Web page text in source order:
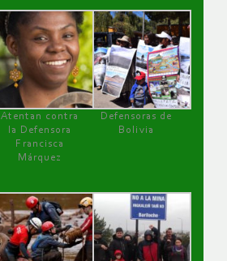
Atentan contra
la Defensora
Francisca
Márquez
Defensoras de
Bolivia